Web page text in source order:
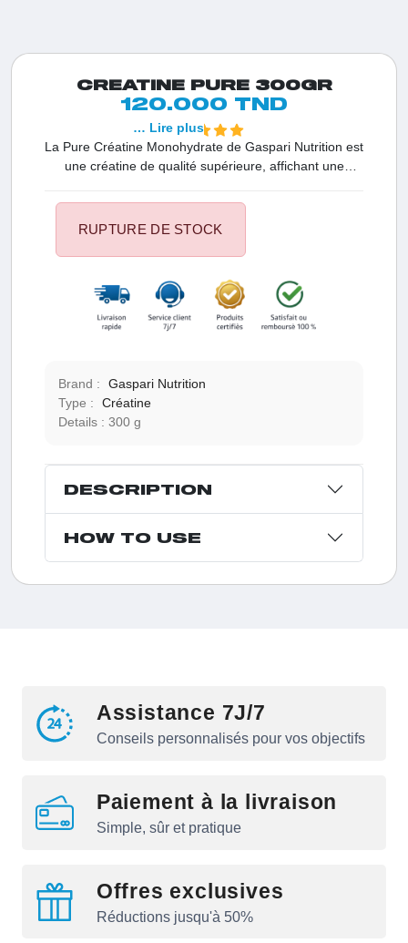
CREATINE PURE 300GR
120.000 TND
La Pure Créatine Monohydrate de Gaspari Nutrition est
une créatine de qualité supérieure, affichant une
sportifs favorise la croissance musculaire, accroît la
force et améliore les performances athlétiques.
… Lire plus
RUPTURE DE STOCK
Brand :
Gaspari Nutrition
Type :
Créatine
Details :
300 g
DESCRIPTION
HOW TO USE
Assistance 7J/7
Conseils personnalisés pour vos objectifs
Paiement à la livraison
Simple, sûr et pratique
Offres exclusives
Réductions jusqu'à 50%